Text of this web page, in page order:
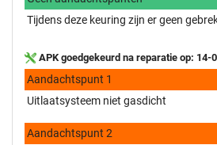
Tijdens deze keuring zijn er geen
APK goedgekeurd na reparatie op: 14-
Aandachtspunt 1
Uitlaatsysteem niet gasdicht
Aandachtspunt 2